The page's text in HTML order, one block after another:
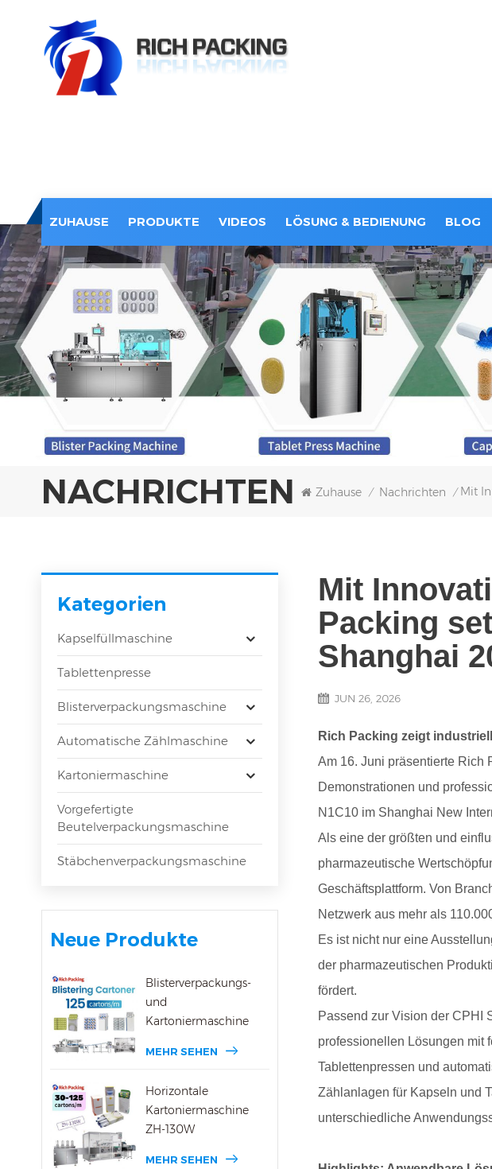
ZUHAUSE PRODUKTE VIDEOS LÖSUNG & BEDIENUNG BLOG
NACHRICHTEN Zuhause / Nachrichten / Mit
Kategorien
Kapselfüllmaschine
Tablettenpresse
Blisterverpackungsmaschine
Automatische Zählmaschine
Kartoniermaschine
Vorgefertigte
Beutelverpackungsmaschine
Stäbchenverpackungsmaschine
Neue Produkte
Blisterverpackungs-
und
Kartoniermaschine
MEHR SEHEN
Horizontale
Kartoniermaschine
ZH-130W
MEHR SEHEN
Mit
Packing
Shanghai
JUN 26, 2026
Rich Packing zeigt
Am 16. Juni präsentierte Rich
Demonstrationen und
N1C10 im Shanghai New
Als eine der größten und
pharmazeutische
Geschäftsplattform. Von
Netzwerk aus mehr als
Es ist nicht nur eine
der pharmazeutischen
fördert.
Passend zur Vision der CPHI
professionellen Lösungen mit
Tablettenpressen und
Zählanlagen für Kapseln und
unterschiedliche